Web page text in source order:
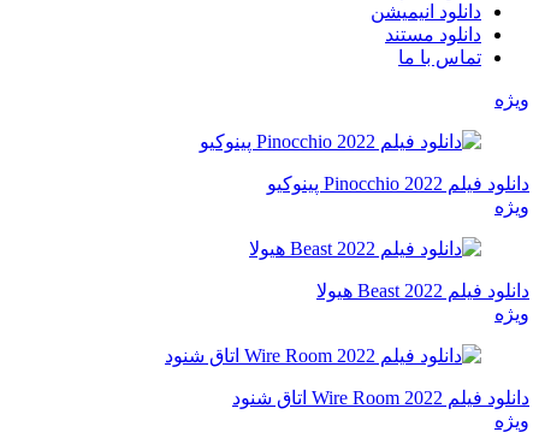
دانلود انیمیشن
دانلود مستند
تماس با ما
ویژه
دانلود فیلم Pinocchio 2022 پینوکیو
ویژه
دانلود فیلم Beast 2022 هیولا
ویژه
دانلود فیلم Wire Room 2022 اتاق شنود
ویژه